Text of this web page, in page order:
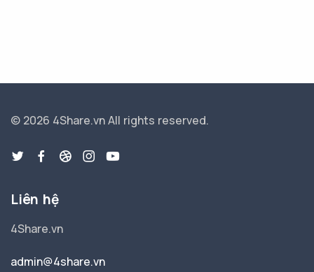
© 2026 4Share.vnAll rights reserved.
Liên hệ
4Share.vn
admin@4share.vn